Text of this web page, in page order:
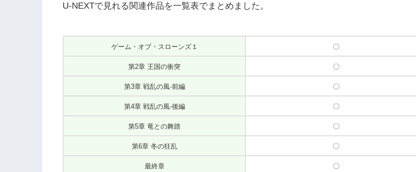
U-NEXTで見れる関連作品を一覧表でまとめました。
ゲーム・オブ・スローンズ１ 〇
第2章 王国の衝突 〇
第3章 戦乱の風-前編 〇
第4章 戦乱の風-後編 〇
第5章 竜との舞踏 〇
第6章 冬の狂乱 〇
最終章 〇